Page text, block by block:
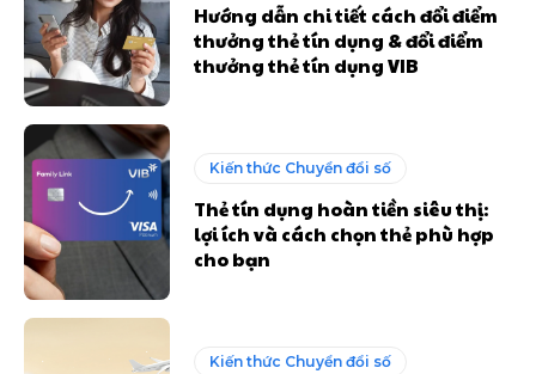
Hướng dẫn chi tiết cách đổi điểm
thưởng thẻ tín dụng & đổi điểm
thưởng thẻ tín dụng VIB
Kiến thức Chuyển đổi số
Thẻ tín dụng hoàn tiền siêu thị:
lợi ích và cách chọn thẻ phù hợp
cho bạn
Kiến thức Chuyển đổi số